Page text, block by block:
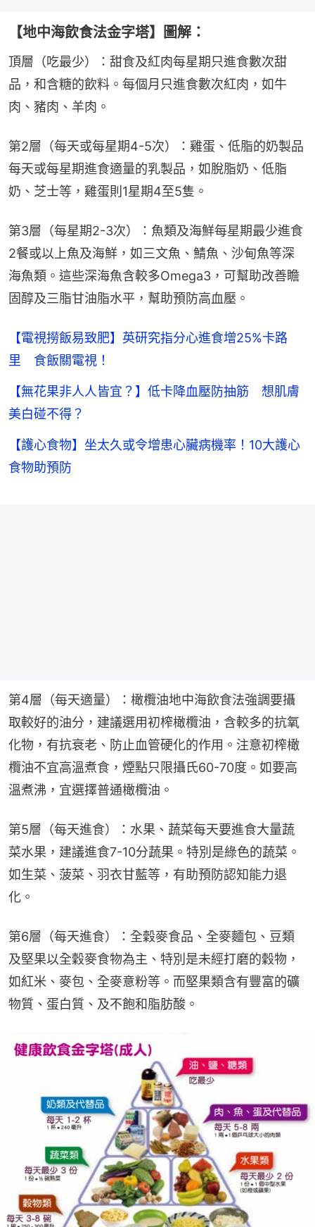
【地中海飲食法金字塔】圖解：
頂層（吃最少）：甜食及紅肉每星期只進食數次甜
品，和含糖的飲料。每個月只進食數次紅肉，如牛
肉、豬肉、羊肉。
第2層（每天或每星期4-5次）：雞蛋、低脂的奶製品
每天或每星期進食適量的乳製品，如脫脂奶、低脂
奶、芝士等，雞蛋則1星期4至5隻。
第3層（每星期2-3次）：魚類及海鮮每星期最少進食
2餐或以上魚及海鮮，如三文魚、鯖魚、沙甸魚等深
海魚類。這些深海魚含較多Omega3，可幫助改善瞻
固醇及三脂甘油脂水平，幫助預防高血壓。
【電視撈飯易致肥】英研究指分心進食增25%卡路
里 食飯關電視！
【無花果非人人皆宜？】低卡降血壓防抽筋 想肌膚
美白碰不得？
【護心食物】坐太久或令增患心臟病機率！10大護心
食物助預防
第4層（每天適量）：橄欖油地中海飲食法強調要攝
取較好的油分，建議選用初榨橄欖油，含較多的抗氧
化物，有抗衰老、防止血管硬化的作用。注意初榨橄
欖油不宜高溫煮食，煙點只限攝氏60-70度。如要高
溫煮沸，宜選擇普通橄欖油。
第5層（每天進食）：水果、蔬菜每天要進食大量蔬
菜水果，建議進食7-10分蔬果。特別是綠色的蔬菜。
如生菜、菠菜、羽衣甘藍等，有助預防認知能力退
化。
第6層（每天進食）：全穀麥食品、全麥麵包、豆類
及堅果以全穀麥食物為主、特別是未經打磨的穀物，
如紅米、麥包、全麥意粉等。而堅果類含有豐富的礦
物質、蛋白質、及不飽和脂肪酸。